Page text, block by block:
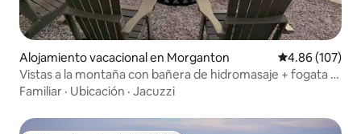
Alojamiento vacacional en Morganton Calificación
4.86 (107)
Vistas a la montaña con bañera de hidromasaje + fogata –
World's Inn
Familiar · Ubicación · Jacuzzi